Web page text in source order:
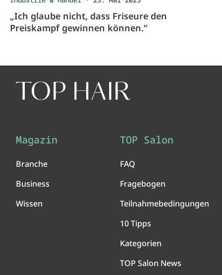
„Ich glaube nicht, dass Friseure den
Preiskampf gewinnen können.“
Magazin
Branche
Business
Wissen
TOP Salon
FAQ
Fragebogen
Teilnahmebedingungen
10 Tipps
Kategorien
TOP Salon News